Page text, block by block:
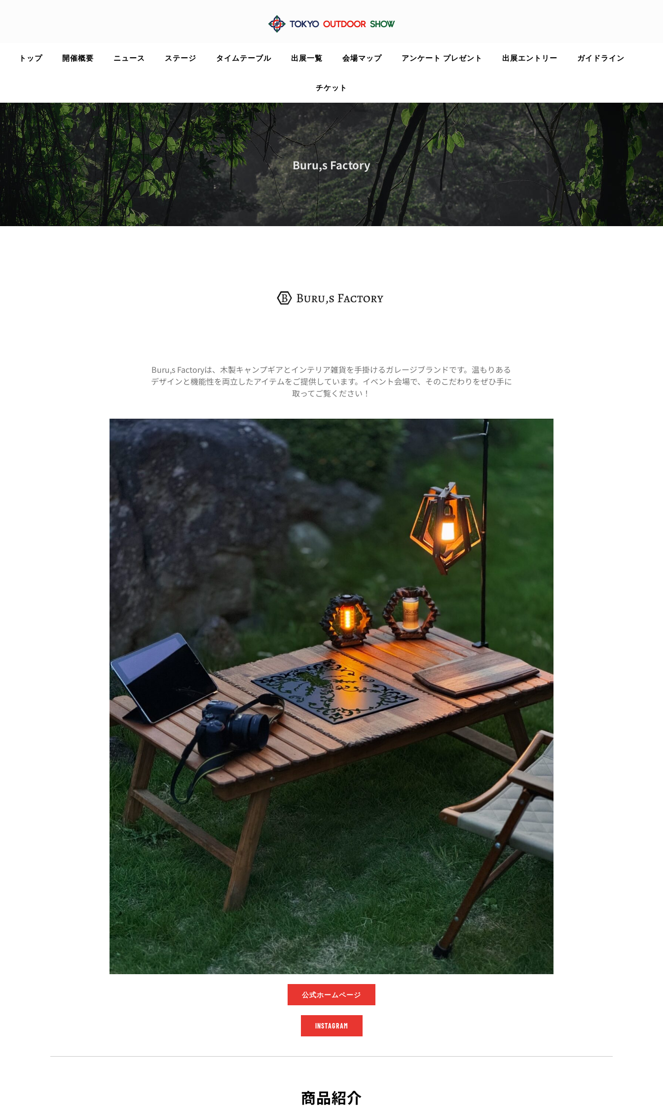
トップ 開催概要 ニュース ステージ タイムテーブル 出展一覧 会場マップ アンケート プレゼント 出展エントリー ガイドライン
チケット
Buru,s Factory
Buru,s Factoryは、木製キャンプギアとインテリア雑貨を手掛けるガレージブランドです。温もりある
デザインと機能性を両立したアイテムをご提供しています。イベント会場で、そのこだわりをぜひ手に
取ってご覧ください！
公式ホームページ
INSTAGRAM
商品紹介